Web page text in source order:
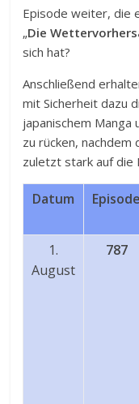
Episode weiter, die
„Die
sich hat?
Anschließend
mit Sicherheit dazu
japanischem Manga
zu rücken, nachdem
zuletzt stark auf die
Datum Episode
1.
August
787